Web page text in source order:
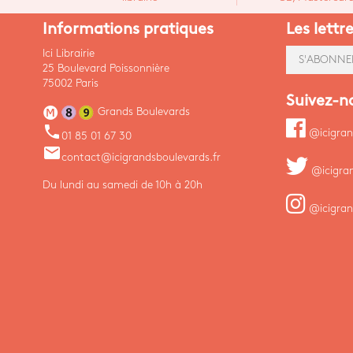
Informations pratiques
Ici Librairie
25 Boulevard Poissonnière
75002 Paris
Grands Boulevards
phone 01 85 01 67 30
emailcontact@icigrandsboulevards.fr
Du lundi au samedi de 10h à 20h
Les
Suivez-